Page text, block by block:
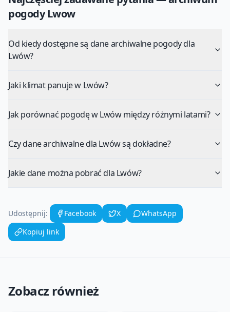
pogodyLwow
Od kiedy dostępne są dane archiwalne pogody dla
Lwów?
Jaki klimat panuje w Lwów?
Jak porównać pogodę w Lwów między różnymi latami?
Czy dane archiwalne dla Lwów są dokładne?
Jakie dane można pobrać dla Lwów?
Udostępnij: Facebook X
WhatsApp
Kopiuj link
Zobacz również